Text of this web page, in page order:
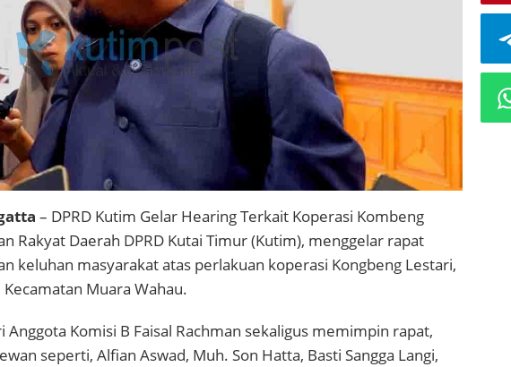
– DPRD Kutim Gelar Hearing Terkait Koperasi Kombeng
Rakyat Daerah DPRD Kutai Timur (Kutim), menggelar rapat
keluhan masyarakat atas perlakuan koperasi Kongbeng Lestari,
Muara Wahau.
Komisi B Faisal Rachman sekaligus memimpin rapat,
seperti, Alfian Aswad, Muh. Son Hatta, Basti Sangga Langi,